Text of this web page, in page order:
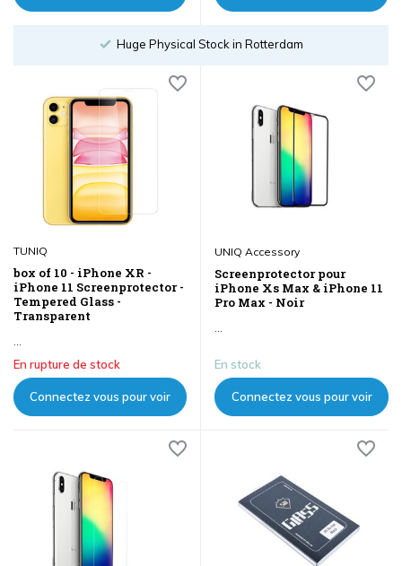
Huge Physical Stock in Rotterdam
TUNIQ
box of 10 - iPhone XR -
iPhone 11 Screenprotector -
Tempered Glass -
Transparent
...
En rupture de stock
Connectez vous pour voir
UNIQ Accessory
Screenprotector pour
iPhone Xs Max & iPhone 11
Pro Max - Noir
...
En stock
Connectez vous pour voir